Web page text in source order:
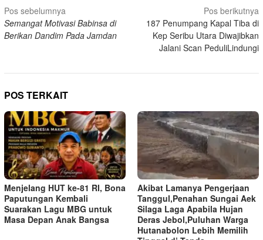
Navigasi
pos
Pos sebelumnya
Semangat Motivasi Babinsa di
Berikan Dandim Pada Jamdan
Pos berikutnya
187 Penumpang Kapal Tiba di
Kep Seribu Utara Diwajibkan
Jalani Scan PeduliLindungi
POS TERKAIT
Menjelang HUT ke-81 RI, Bona
Paputungan Kembali
Suarakan Lagu MBG untuk
Masa Depan Anak Bangsa
Akibat Lamanya Pengerjaan
Tanggul,Penahan Sungai Aek
Silaga Laga Apabila Hujan
Deras Jebol,Puluhan Warga
Hutanabolon Lebih Memilih